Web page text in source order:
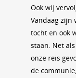
Ook wij
Vandaag zijn
tocht en ook
staan. Net
onze reis
de